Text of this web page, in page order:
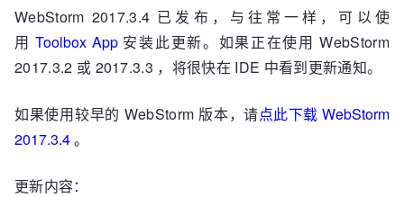
WebStorm 2017.3.4 已发布，与往常一样，可以使
用Toolbox App安装此更新。如果正在使用 WebStorm
2017.3.2 或 2017.3.3 ，将很快在 IDE 中看到更新通知。
如果使用较早的 WebStorm 版本，请点此下载 WebStorm
2017.3.4。
更新内容：